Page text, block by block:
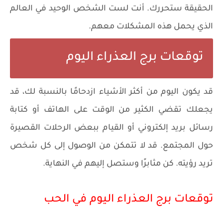
الحقيقة ستحررك. أنت لست الشخص الوحيد في العالم
الذي يحمل هذه المشكلات معهم.
توقعات برج العذراء اليوم
قد يكون اليوم من أكثر الأشياء ازدحامًا بالنسبة لك، قد
يجعلك تقضي الكثير من الوقت على الهاتف أو كتابة
رسائل بريد إلكتروني أو القيام ببعض الرحلات القصيرة
حول المجتمع. قد لا تتمكن من الوصول إلى كل شخص
تريد رؤيته. كن مثابرًا وستصل إليهم في النهاية.
توقعات برج العذراء اليوم في الحب